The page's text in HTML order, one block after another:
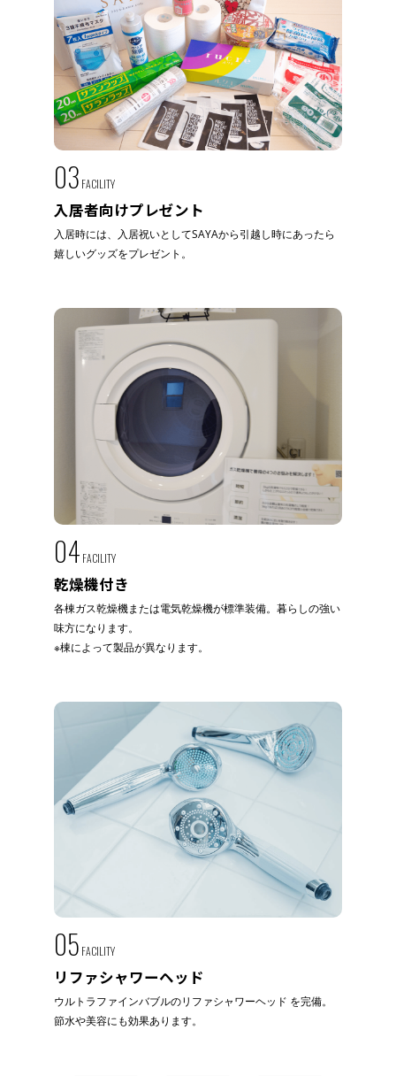
03 FACILITY
入居者向けプレゼント
入居時には、入居祝いとしてSAYAから引越し時にあったら
嬉しいグッズをプレゼント。
04 FACILITY
乾燥機付き
各棟ガス乾燥機または電気乾燥機が標準装備。暮らしの強い
味方になります。
※棟によって製品が異なります。
05 FACILITY
リファシャワーヘッド
ウルトラファインバブルのリファシャワーヘッド を完備。
節水や美容にも効果あります。